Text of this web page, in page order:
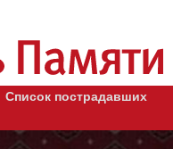
Список пострадавших